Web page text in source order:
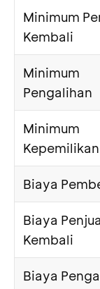
Minimum
Kembali
Minimum
Pengalihan
Minimum
Kepemilikan
Biaya
Biaya
Kembali
Biaya